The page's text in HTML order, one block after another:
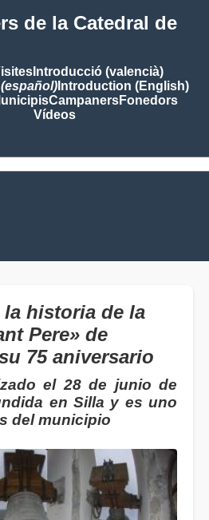
de la Catedral de
Introducció (valencià)
Introduction (English)
CampanersFonedors
Vídeos
historia de la
Pere» de
75 aniversario
el 28 de junio de
en Silla y es uno
del municipio